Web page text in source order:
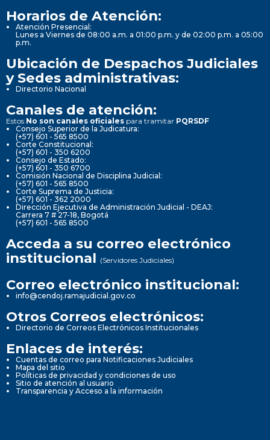
Horarios de Atención:
Atención Presencial:
Lunes a Viernes de 08:00 a.m. a 01:00 p.m. y de 02:00 p.m. a 05:00
p.m.
Ubicación de Despachos Judiciales
y Sedes administrativas:
Directorio Nacional
Canales de atención:
Estos No son canales oficiales para tramitar PQRSDF
Consejo Superior de la Judicatura:
(+57) 601 - 565 8500
Corte Constitucional:
(+57) 601 - 350 6200
Consejo de Estado:
(+57) 601 - 350 6700
Comisión Nacional de Disciplina Judicial:
(+57) 601 - 565 8500
Corte Suprema de Justicia:
(+57) 601 - 362 2000
Dirección Ejecutiva de Administración Judicial - DEAJ:
Carrera 7 # 27-18, Bogotá
(+57) 601 - 565 8500
Acceda a su correo electrónico
institucional (Servidores Judiciales)
Correo electrónico institucional:
info@cendoj.ramajudicial.gov.co
Otros Correos electrónicos:
Directorio de Correos Electrónicos Institucionales
Enlaces de interés:
Cuentas de correo para Notificaciones Judiciales
Mapa del sitio
Políticas de privacidad y condiciones de uso
Sitio de atención al usuario
Transparencia y Acceso a la información